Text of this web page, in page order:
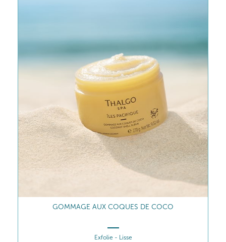
HUILE DE MODELAGE RELAXANTE
Nourrit - Relaxe